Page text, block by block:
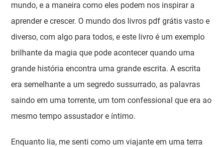
mundo, e a maneira como eles podem nos inspirar a
aprender e crescer. O mundo dos livros pdf grátis vasto e
diverso, com algo para todos, e este livro é um exemplo
brilhante da magia que pode acontecer quando uma
grande história encontra uma grande escrita. A escrita
era semelhante a um segredo sussurrado, as palavras
saindo em uma torrente, um tom confessional que era ao
mesmo tempo assustador e íntimo.
Enquanto lia, me senti como um viajante em uma terra